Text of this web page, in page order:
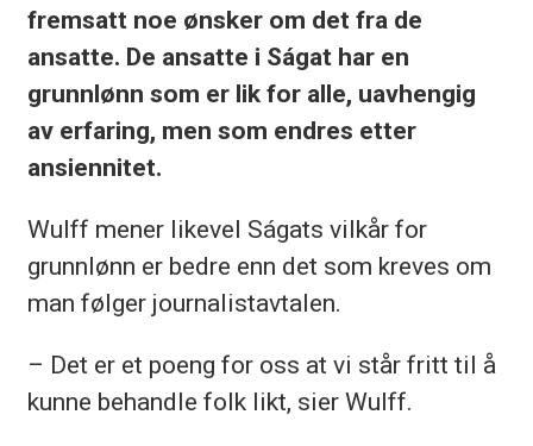
fremsatt noe ønsker om det fra de
ansatte. De ansatte i Ságat har en
grunnlønn som er lik for alle, uavhengig
av erfaring, men som endres etter
ansiennitet.
Wulff mener likevel Ságats vilkår for
grunnlønn er bedre enn det som kreves om
man følger journalistavtalen.
– Det er et poeng for oss at vi står fritt til å
kunne behandle folk likt, sier Wulff.